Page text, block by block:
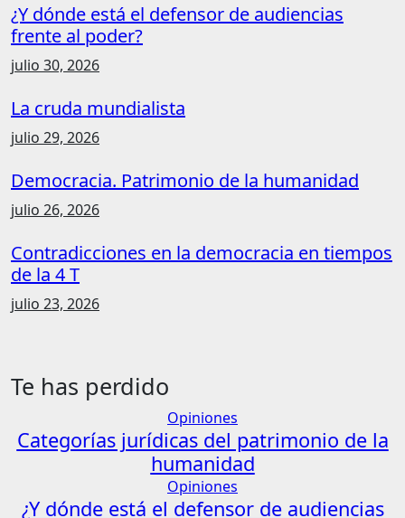
¿Y dónde está el defensor de audiencias
frente al poder?
julio 30, 2026
La cruda mundialista
julio 29, 2026
Democracia. Patrimonio de la humanidad
julio 26, 2026
Contradicciones en la democracia en tiempos
de la 4 T
julio 23, 2026
Te has perdido
Opiniones
Categorías jurídicas del patrimonio de la
humanidad
Opiniones
¿Y dónde está el defensor de audiencias